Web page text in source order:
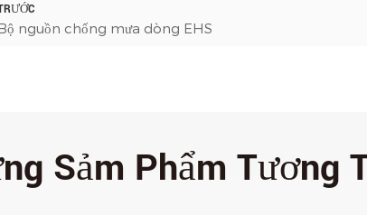
nguồn chống mưa dòng EHS
Sảm Phẩm Tương